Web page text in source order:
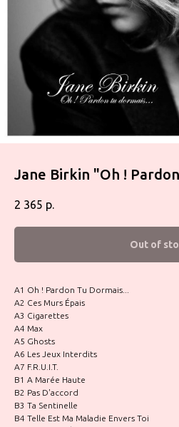
Jane Birkin ‎"Oh !
2 365 р.
Out of
A1 Oh ! Pardon Tu Dormais...
A2 Ces Murs Épais
A3 Cigarettes
A4 Max
A5 Ghosts
A6 Les Jeux Interdits
A7 F.R.U.I.T.
B1 A Marée Haute
B2 Pas D'accord
B3 Ta Sentinelle
B4 Telle Est Ma Maladie Envers Toi